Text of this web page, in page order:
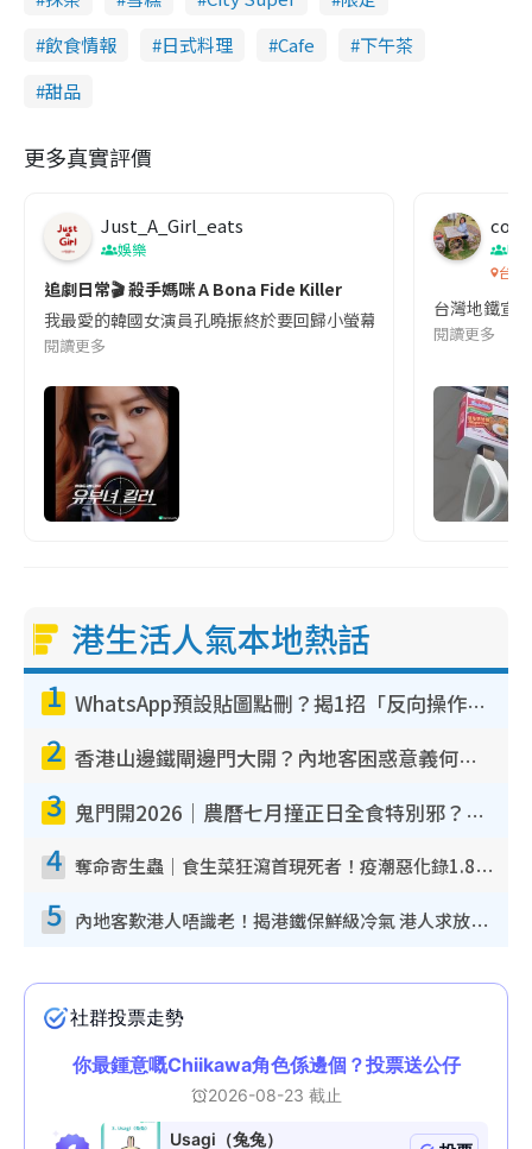
飲食情報
日式料理 Cafe
下午茶
甜品
更多真實評價
Just_A_Girl_eats
娛樂
追劇日常🎬 殺手媽咪 A Bona Fide Killer
我最愛的韓國女演員孔曉振終於要回歸小螢幕啦!這次的劇本改編
閱讀更多
co
吹
台灣
台灣地鐵宣
閱讀更多
港生活人氣本地熱話
1 WhatsApp預設貼圖點刪？揭1招「反向操作」還原簡潔介面 附3步實測教學
2 香港山邊鐵閘邊門大開？內地客困惑意義何在！網民神回覆：呢種叫法理性防禦
3 鬼門開2026｜農曆七月撞正日全食特別邪？專家警告切忌做一事！揭4大禁忌+2招保平安
4 奪命寄生蟲｜食生菜狂瀉首現死者！疫潮惡化錄1.8萬宗病例 揭洗菜3大謬誤
5 內地客歎港人唔識老！揭港鐵保鮮級冷氣 港人求放過：咪投訴